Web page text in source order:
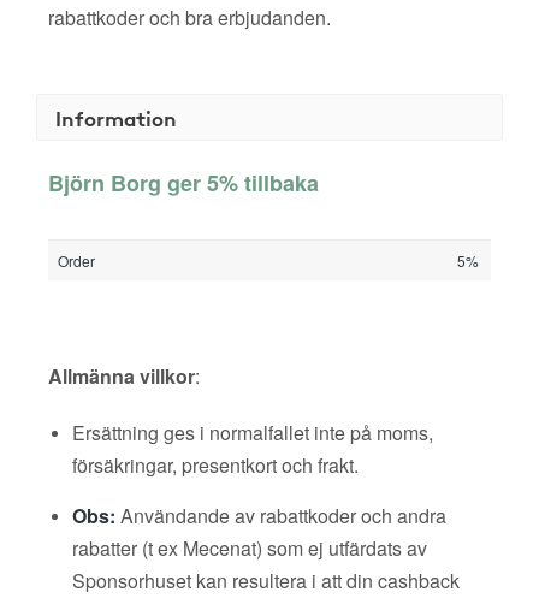
rabattkoder och bra erbjudanden.
Information
Björn Borg ger 5% tillbaka
Order 5%
Allmänna villkor:
Ersättning ges i normalfallet inte på moms,
försäkringar, presentkort och frakt.
Obs: Användande av rabattkoder och andra
rabatter (t ex Mecenat) som ej utfärdats av
Sponsorhuset kan resultera i att din cashback